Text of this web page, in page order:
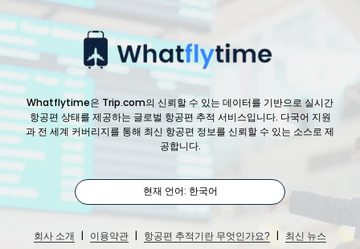
Whatflytime은 Trip.com의 신뢰할 수 있는 데이터를 기반으로 실시간
항공편 상태를 제공하는 글로벌 항공편 추적 서비스입니다. 다국어 지원
과 전 세계 커버리지를 통해 최신 항공편 정보를 신뢰할 수 있는 소스로 제
공합니다.
현재 언어: 한국어
회사 소개 | 이용약관 | 항공편 추적기란 무엇인가요? | 최신 뉴스